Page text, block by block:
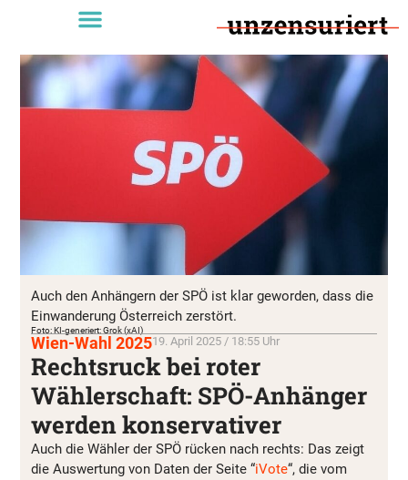
Auch den Anhängern der SPÖ ist klar geworden, dass die
Einwanderung Österreich zerstört.
Foto: KI-generiert: Grok (xAI)
Wien-Wahl 202519. April 2025 / 18:55 Uhr
Rechtsruck bei roter
Wählerschaft: SPÖ-Anhänger
werden konservativer
Auch die Wähler der SPÖ rücken nach rechts: Das zeigt
die Auswertung von Daten der Seite “iVote“, die vom